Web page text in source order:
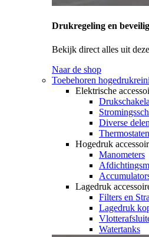
Drukregeling en
Bekijk direct alles uit
Naar de shop
Toebehoren
Elektrische
Diverse delen
Hogedruk
Manometers
Lagedruk
Filters en
Lagedruk
Watertanks